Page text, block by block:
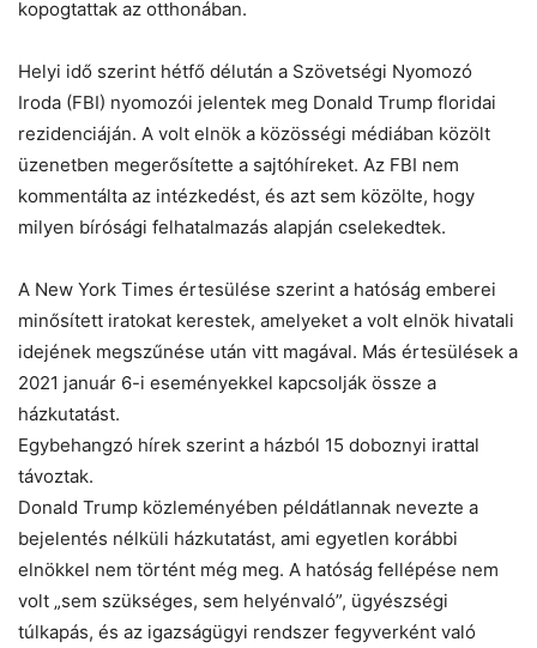
kopogtattak az otthonában.
Helyi idő szerint hétfő délután a Szövetségi Nyomozó
Iroda (FBI) nyomozói jelentek meg Donald Trump floridai
rezidenciáján. A volt elnök a közösségi médiában közölt
üzenetben megerősítette a sajtóhíreket. Az FBI nem
kommentálta az intézkedést, és azt sem közölte, hogy
milyen bírósági felhatalmazás alapján cselekedtek.
A New York Times értesülése szerint a hatóság emberei
minősített iratokat kerestek, amelyeket a volt elnök hivatali
idejének megszűnése után vitt magával. Más értesülések a
2021 január 6-i eseményekkel kapcsolják össze a
házkutatást.
Egybehangzó hírek szerint a házból 15 doboznyi irattal
távoztak.
Donald Trump közleményében példátlannak nevezte a
bejelentés nélküli házkutatást, ami egyetlen korábbi
elnökkel nem történt még meg. A hatóság fellépése nem
volt „sem szükséges, sem helyénvaló”, ügyészségi
túlkapás, és az igazságügyi rendszer fegyverként való